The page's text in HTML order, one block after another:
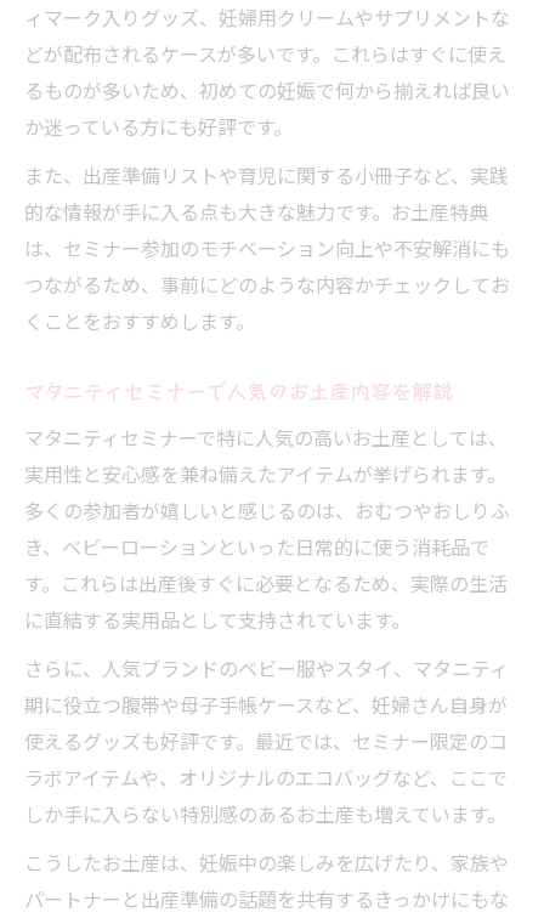
ィマーク入りグッズ、妊婦用クリームやサプリメントな
どが配布されるケースが多いです。これらはすぐに使え
るものが多いため、初めての妊娠で何から揃えれば良い
か迷っている方にも好評です。
また、出産準備リストや育児に関する小冊子など、実践
的な情報が手に入る点も大きな魅力です。お土産特典
は、セミナー参加のモチベーション向上や不安解消にも
つながるため、事前にどのような内容かチェックしてお
くことをおすすめします。
マタニティセミナーで人気のお土産内容を解説
マタニティセミナーで特に人気の高いお土産としては、
実用性と安心感を兼ね備えたアイテムが挙げられます。
多くの参加者が嬉しいと感じるのは、おむつやおしりふ
き、ベビーローションといった日常的に使う消耗品で
す。これらは出産後すぐに必要となるため、実際の生活
に直結する実用品として支持されています。
さらに、人気ブランドのベビー服やスタイ、マタニティ
期に役立つ腹帯や母子手帳ケースなど、妊婦さん自身が
使えるグッズも好評です。最近では、セミナー限定のコ
ラボアイテムや、オリジナルのエコバッグなど、ここで
しか手に入らない特別感のあるお土産も増えています。
こうしたお土産は、妊娠中の楽しみを広げたり、家族や
パートナーと出産準備の話題を共有するきっかけにもな